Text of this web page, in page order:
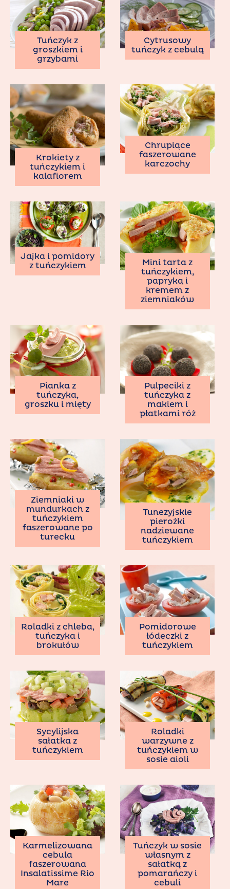
Tuńczyk z
groszkiem i
grzybami
Cytrusowy
tuńczyk z cebulą
Krokiety z
tuńczykiem i
kalafiorem
Chrupiące
faszerowane
karczochy
Jajka i pomidory
z tuńczykiem
Mini tarta z
tuńczykiem,
papryką i
kremem z
ziemniaków
Pianka z
tuńczyka,
groszku i mięty
Pulpeciki z
tuńczyka z
makiem i
płatkami róż
Ziemniaki w
mundurkach z
tuńczykiem
faszerowane po
turecku
Tunezyjskie
pierożki
nadziewane
tuńczykiem
Roladki z chleba,
tuńczyka i
brokułów
Pomidorowe
łódeczki z
tuńczykiem
Sycylijska
sałatka z
tuńczykiem
Roladki
warzywne z
tuńczykiem w
sosie aioli
Karmelizowana
cebula
faszerowana
Insalatissime Rio
Mare
Tuńczyk w sosie
własnym z
sałatką z
pomarańczy i
cebuli